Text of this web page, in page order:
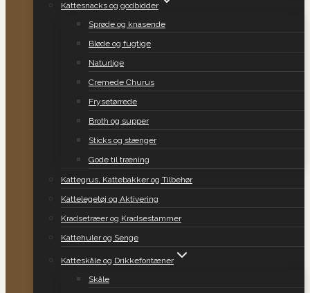
Kattesnacks og godbidder
Sprøde og knasende
Bløde og fugtige
Naturlige
Cremede Churus
Frysetørrede
Broth og supper
Sticks og stænger
Gode til træning
Kattegrus, Kattebakker og Tilbehør
Kattelegetøj og Aktivering
Kradsetræer og Kradsestammer
Kattehuler og Senge
Katteskåle og Drikkefontæner
Skåle